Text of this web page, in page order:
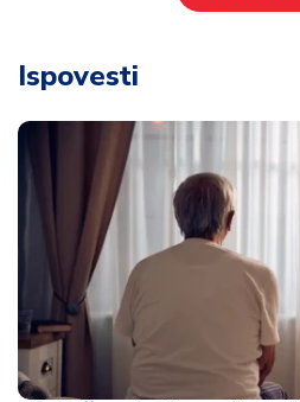
Ispovesti